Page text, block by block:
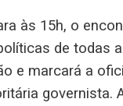
às 15h, o
de todas
e marcará a
governista.